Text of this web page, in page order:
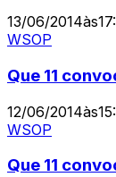
13/06/2014às
WSOP
Que 11
12/06/2014às
WSOP
Que 11